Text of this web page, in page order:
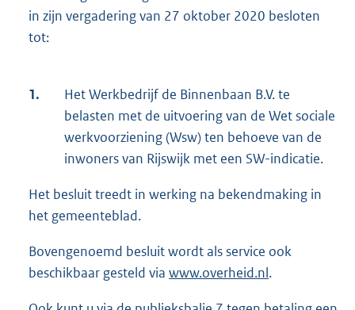
in zijn vergadering van 27 oktober 2020 besloten
tot:
1.
Het Werkbedrijf de Binnenbaan B.V. te
belasten met de uitvoering van de Wet sociale
werkvoorziening (Wsw) ten behoeve van de
inwoners van Rijswijk met een SW-indicatie.
Het besluit treedt in werking na bekendmaking in
het gemeenteblad.
Bovengenoemd besluit wordt als service ook
beschikbaar gesteld via www.overheid.nl.